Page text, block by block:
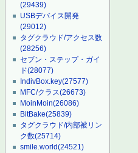
(29439)
USBデバイス開発
(29012)
タグクラウド/アクセス数
(28256)
セブン・ステップ・ガイ
ド(28077)
IndivBox.key(27577)
MFC/クラス(26673)
MoinMoin(26086)
BitBake(25839)
タグクラウド/内部被リン
ク数(25714)
smile.world(24521)